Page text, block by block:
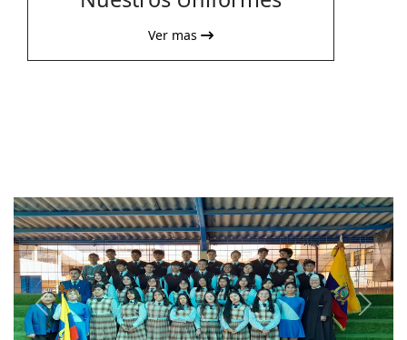
Ver mas
Previous Next